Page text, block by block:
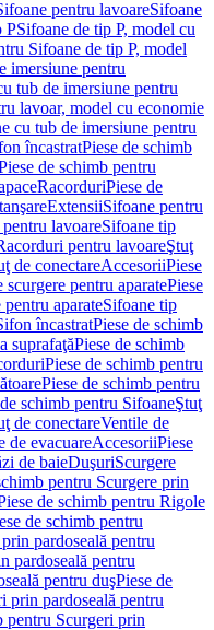
pentru lavoareSifoane
PSifoane de tip P, model cu
Sifoane de tip P, model
imersiune pentru
tub de imersiune pentru
lavoar, model cu economie
cu tub de imersiune pentru
încastratPiese de schimb
de schimb pentru
RacorduriPiese de
ExtensiiSifoane pentru
lavoareSifoane tip
pentru lavoareŞtuţ
de conectareAccesoriiPiese
pentru aparatePiese
aparateSifoane tip
încastratPiese de schimb
suprafaţăPiese de schimb
Piese de schimb pentru
Piese de schimb pentru
schimb pentru SifoaneŞtuţ
de conectareVentile de
de evacuareAccesoriiPiese
de baieDuşuriScurgere
pentru Scurgere prin
de schimb pentru Rigole
de schimb pentru
pardoseală pentru
pardoseală pentru
pentru duşPiese de
prin pardoseală pentru
pentru Scurgeri prin